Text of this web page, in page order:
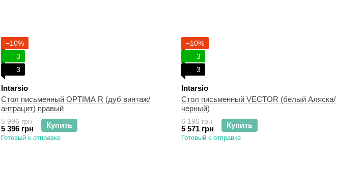
−10%
3
3
Intarsio
Стол письменный OPTIMA R (дуб винтаж/
антрацит) правый
5 996 грн
5 396 грн Купить
Готовый к отправке
−10%
3
3
Intarsio
Стол письменный VECTOR (белый Аляска/
черный)
6 190 грн
5 571 грн Купить
Готовый к отправке